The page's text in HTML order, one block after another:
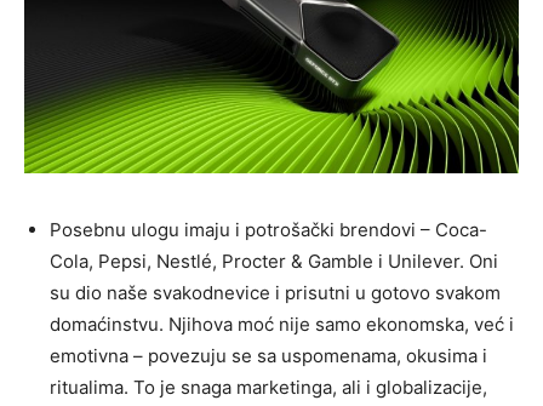
Posebnu ulogu imaju i potrošački brendovi – Coca-
Cola, Pepsi, Nestlé, Procter & Gamble i Unilever. Oni
su dio naše svakodnevice i prisutni u gotovo svakom
domaćinstvu. Njihova moć nije samo ekonomska, već i
emotivna – povezuju se sa uspomenama, okusima i
ritualima. To je snaga marketinga, ali i globalizacije,